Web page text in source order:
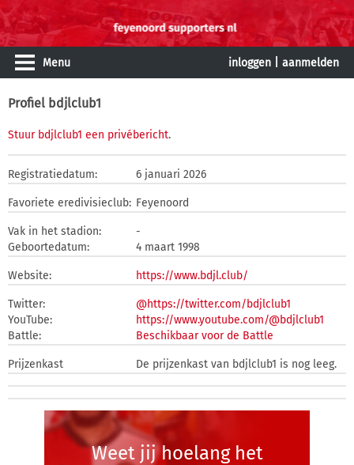
Menu inloggen aanmelden
Profiel bdjlclub1
Stuur bdjlclub1 een privébericht.
Registratiedatum: 6 januari 2026
Favoriete eredivisieclub: Feyenoord
Vak in het stadion:
-
Geboortedatum:
4 maart 1998
Website: https://www.bdjl.club/
Twitter:
@https://twitter.com/bdjlclub1
YouTube:
https://www.youtube.com/@bdjlclub1
Battle:
Beschikbaar voor de Battle
Prijzenkast De prijzenkast van bdjlclub1 is nog leeg.
Weet jij hoelang het